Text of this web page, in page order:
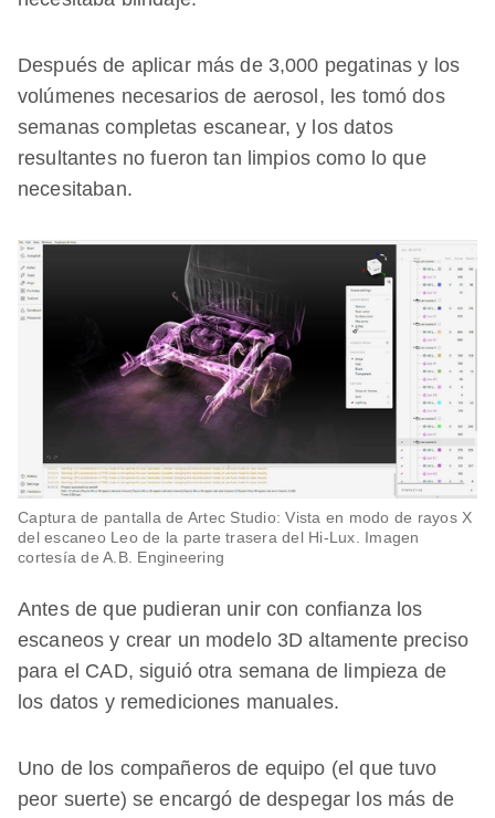
Después de aplicar más de 3,000 pegatinas y los
volúmenes necesarios de aerosol, les tomó dos
semanas completas escanear, y los datos
resultantes no fueron tan limpios como lo que
necesitaban.
Captura de pantalla de Artec Studio: Vista en modo de rayos X
del escaneo Leo de la parte trasera del Hi-Lux. Imagen
cortesía de A.B. Engineering
Antes de que pudieran unir con confianza los
escaneos y crear un modelo 3D altamente preciso
para el CAD, siguió otra semana de limpieza de
los datos y remediciones manuales.
Uno de los compañeros de equipo (el que tuvo
peor suerte) se encargó de despegar los más de